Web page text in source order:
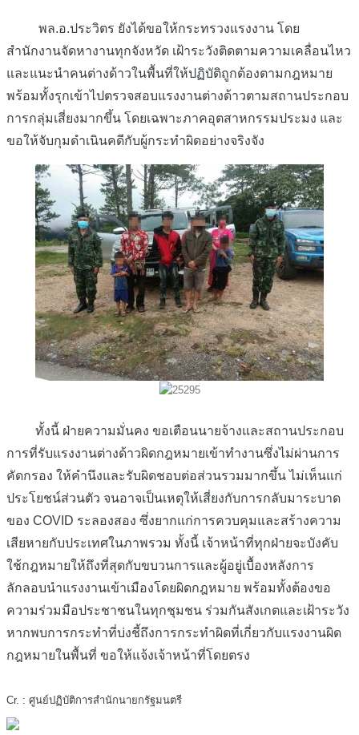
พล.อ.ประวิตร ยังได้ขอให้กระทรวงแรงงาน โดย
สำนักงานจัดหางานทุกจังหวัด เฝ้าระวังติดตามความเคลื่อนไหว
และแนะนำคนต่างด้าวในพื้นที่ให้ปฏิบัติถูกต้องตามกฎหมาย
พร้อมทั้งรุกเข้าไปตรวจสอบแรงงานต่างด้าวตามสถานประกอบ
การกลุ่มเสี่ยงมากขึ้น โดยเฉพาะภาคอุตสาหกรรมประมง และ
ขอให้จับกุมดำเนินคดีกับผู้กระทำผิดอย่างจริงจัง
ทั้งนี้ ฝ่ายความมั่นคง ขอเตือนนายจ้างและสถานประกอบ
การที่รับแรงงานต่างด้าวผิดกฎหมายเข้าทำงานซึ่งไม่ผ่านการ
คัดกรอง ให้คำนึงและรับผิดชอบต่อส่วนรวมมากขึ้น ไม่เห็นแก่
ประโยชน์ส่วนตัว จนอาจเป็นเหตุให้เสี่ยงกับการกลับมาระบาด
ของ COVID ระลองสอง ซึ่งยากแก่การควบคุมและสร้างความ
เสียหายกับประเทศในภาพรวม ทั้งนี้ เจ้าหน้าที่ทุกฝ่ายจะบังคับ
ใช้กฎหมายให้ถึงที่สุดกับขบวนการและผู้อยู่เบื้องหลังการ
ลักลอบนำแรงงานเข้าเมืองโดยผิดกฎหมาย พร้อมทั้งต้องขอ
ความร่วมมือประชาชนในทุกชุมชน ร่วมกันสังเกตและเฝ้าระวัง
หากพบการกระทำที่บ่งชี้ถึงการกระทำผิดที่เกี่ยวกับแรงงานผิด
กฎหมายในพื้นที่ ขอให้แจ้งเจ้าหน้าที่โดยตรง
Cr. : ศูนย์ปฏิบัติการสำนักนายกรัฐมนตรี